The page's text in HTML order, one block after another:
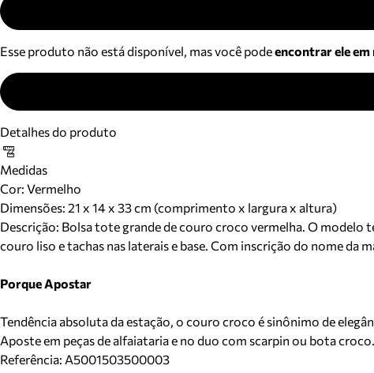
Esse produto não está disponível, mas você podeencontrar ele em
Detalhes do produto
Medidas
Cor: Vermelho
Dimensões: 21 x 14 x 33 cm (comprimento x largura x altura)
Descrição: Bolsa tote grande de couro croco vermelha. O modelo
couro liso e tachas nas laterais e base. Com inscrição do nome da
Porque Apostar
Tendência absoluta da estação, o couro croco é sinônimo de
Aposte em peças de alfaiataria e no duo com scarpin ou bota croco.
Referência: A5001503500003